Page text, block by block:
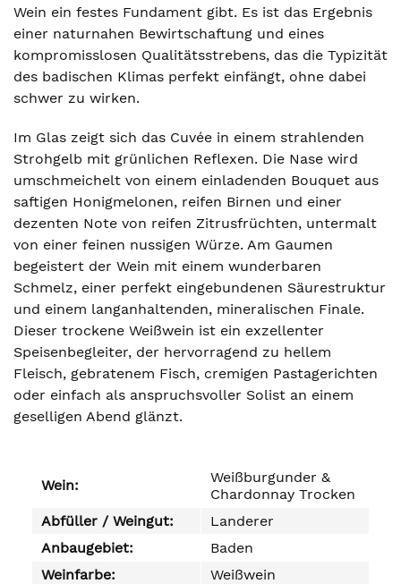
Wein ein festes Fundament gibt. Es ist das Ergebnis
einer naturnahen Bewirtschaftung und eines
kompromisslosen Qualitätsstrebens, das die Typizität
des badischen Klimas perfekt einfängt, ohne dabei
schwer zu wirken.
Im Glas zeigt sich das Cuvée in einem strahlenden
Strohgelb mit grünlichen Reflexen. Die Nase wird
umschmeichelt von einem einladenden Bouquet aus
saftigen Honigmelonen, reifen Birnen und einer
dezenten Note von reifen Zitrusfrüchten, untermalt
von einer feinen nussigen Würze. Am Gaumen
begeistert der Wein mit einem wunderbaren
Schmelz, einer perfekt eingebundenen Säurestruktur
und einem langanhaltenden, mineralischen Finale.
Dieser trockene Weißwein ist ein exzellenter
Speisenbegleiter, der hervorragend zu hellem
Fleisch, gebratenem Fisch, cremigen Pastagerichten
oder einfach als anspruchsvoller Solist an einem
geselligen Abend glänzt.
Wein:
Weißburgunder &
Chardonnay Trocken
Abfüller / Weingut:
Landerer
Anbaugebiet:
Baden
Weinfarbe:
Weißwein